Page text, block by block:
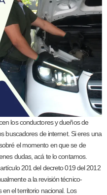
los conductores y dueños de
buscadores de internet. Si eres una
el momento en que se de
dudas, acá te lo contamos.
201 del decreto 019 del 2012
a la revisión técnico-
el territorio nacional. Los